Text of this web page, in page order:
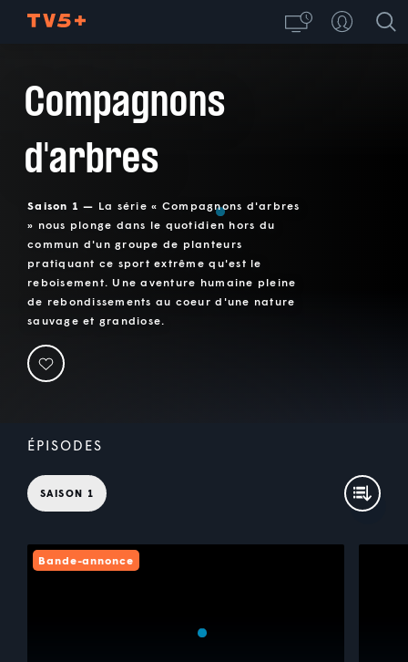
Compagnons
d'arbres
Saison 1 — La série « Compagnons d'arbres
» nous plonge dans le quotidien hors du
commun d'un groupe de planteurs
pratiquant ce sport extrême qu'est le
reboisement. Une aventure humaine pleine
de rebondissements au coeur d'une nature
sauvage et grandiose.
ÉPISODES
SAISON 1
Bande-annonce